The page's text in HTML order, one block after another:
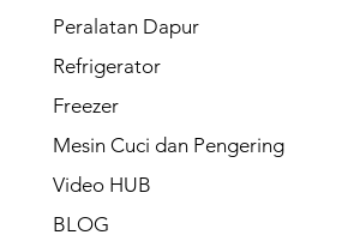
Peralatan Dapur
Refrigerator
Freezer
Mesin Cuci dan Pengering
Video HUB
BLOG